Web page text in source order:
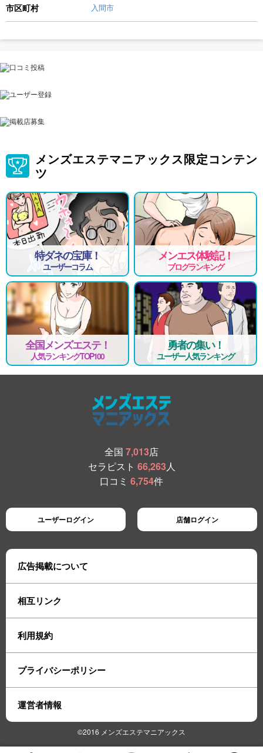
市区町村 入間市
メンズエステマニアックス限定コンテン
ツ
特ダネの宝庫！
ユーザーコラム
メンエス体験記！
ブログランキング
全国メンズエステ！
人気ランキングTOP100
勇者の集い！
ユーザー人気ランキング
全国 7,013店
セラピスト 66,263人
口コミ 6,754件
ユーザーログイン 店舗ログイン
広告掲載について
相互リンク
利用規約
プライバシーポリシー
運営者情報
©2016 メンズエステマニアックス